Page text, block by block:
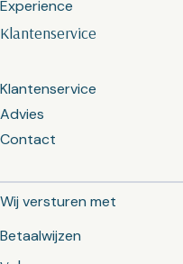
Klantenservice
Klantenservice
Advies
Contact
Experience
Wij versturen met
Betaalwijzen